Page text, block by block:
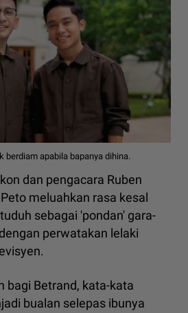
berdiam apabila bapanya dihina.
dan pengacara Ruben
meluahkan rasa kesal
sebagai 'pondan' gara-
perwatakan lelaki
bagi Betrand, kata-kata
bualan selepas ibunya